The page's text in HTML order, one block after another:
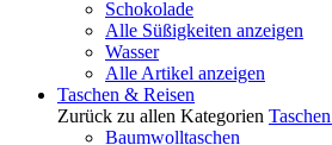
Schokolade
Alle Süßigkeiten anzeigen
Wasser
Alle Artikel anzeigen
Taschen & Reisen
Zurück zu allen Kategorien
Baumwolltaschen